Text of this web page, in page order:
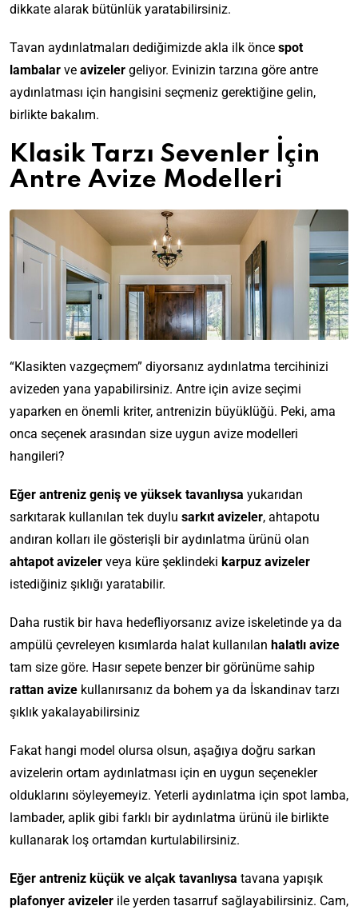
dikkate alarak bütünlük yaratabilirsiniz.
Tavan aydınlatmaları dediğimizde akla ilk önce spot
lambalar ve avizeler geliyor. Evinizin tarzına göre antre
aydınlatması için hangisini seçmeniz gerektiğine gelin,
birlikte bakalım.
Klasik Tarzı Sevenler İçin
Antre Avize Modelleri
“Klasikten vazgeçmem” diyorsanız aydınlatma tercihinizi
avizeden yana yapabilirsiniz. Antre için avize seçimi
yaparken en önemli kriter, antrenizin büyüklüğü. Peki, ama
onca seçenek arasından size uygun avize modelleri
hangileri?
Eğer antreniz geniş ve yüksek tavanlıysa yukarıdan
sarkıtarak kullanılan tek duylu sarkıt avizeler, ahtapotu
andıran kolları ile gösterişli bir aydınlatma ürünü olan
ahtapot avizeler veya küre şeklindeki karpuz avizeler
istediğiniz şıklığı yaratabilir.
Daha rustik bir hava hedefliyorsanız avize iskeletinde ya da
ampülü çevreleyen kısımlarda halat kullanılan halatlı avize
tam size göre. Hasır sepete benzer bir görünüme sahip
rattan avize kullanırsanız da bohem ya da İskandinav tarzı
şıklık yakalayabilirsiniz
Fakat hangi model olursa olsun, aşağıya doğru sarkan
avizelerin ortam aydınlatması için en uygun seçenekler
olduklarını söyleyemeyiz. Yeterli aydınlatma için spot lamba,
lambader, aplik gibi farklı bir aydınlatma ürünü ile birlikte
kullanarak loş ortamdan kurtulabilirsiniz.
Eğer antreniz küçük ve alçak tavanlıysa tavana yapışık
plafonyer avizeler ile yerden tasarruf sağlayabilirsiniz. Cam,